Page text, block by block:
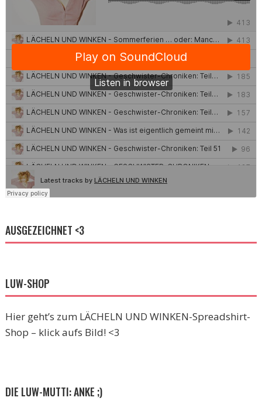
AUSGEZEICHNET <3
LUW-SHOP
Hier geht’s zum LÄCHELN UND WINKEN-Spreadshirt-
Shop – klick aufs Bild! <3
DIE LUW-MUTTI: ANKE ;)